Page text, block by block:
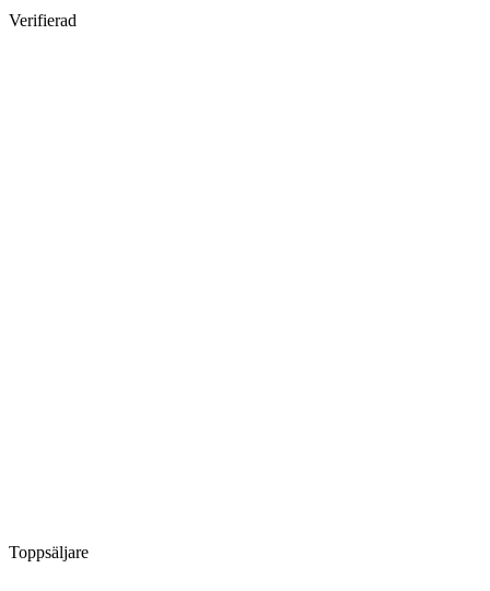
Verifierad
Toppsäljare